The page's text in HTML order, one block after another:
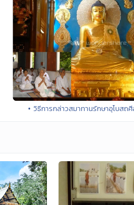
• วิธีการกล่าวสมาทานรักษาอุโบสถ